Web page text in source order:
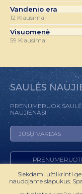
Vandenio era
12 Klausimai
Visuomenė
59 Klausimai
SAULĖS
PRENUMERUOK
NAUJIENAS!
© 2022
Siekdami užtikrinti
naudojame slapukus.